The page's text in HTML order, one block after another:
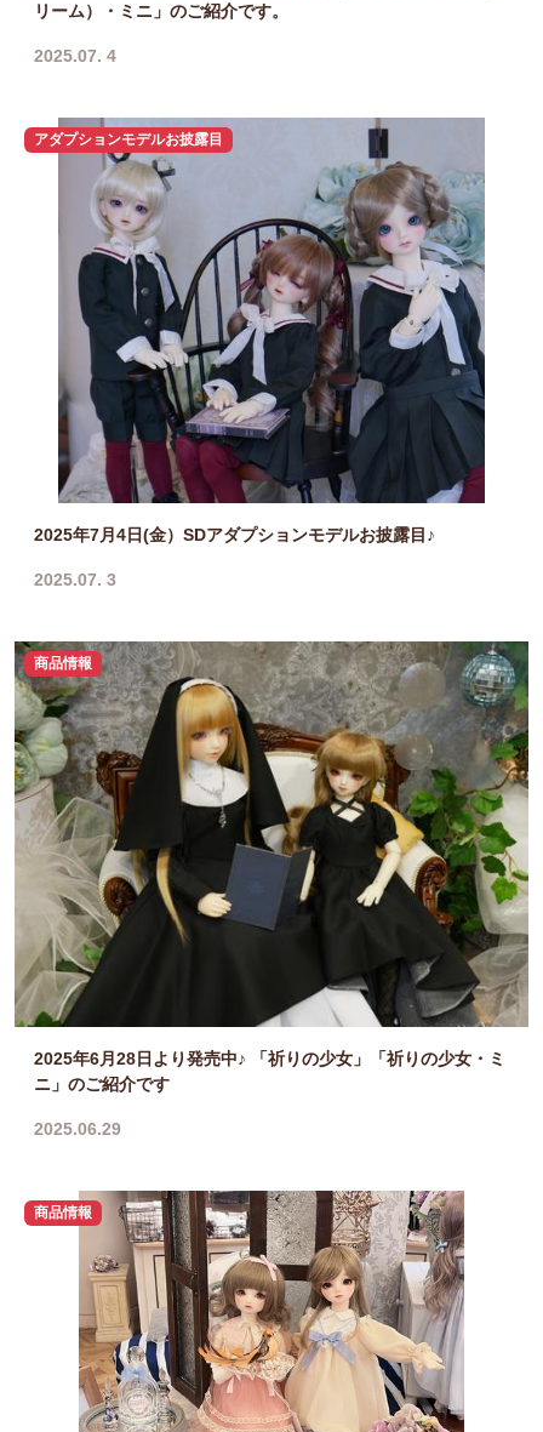
リーム）・ミニ」のご紹介です。
2025.07. 4
アダプションモデルお披露目
2025年7月4日(金）SDアダプションモデルお披露目♪
2025.07. 3
商品情報
2025年6月28日より発売中♪ 「祈りの少女」「祈りの少女・ミ
ニ」のご紹介です
2025.06.29
商品情報